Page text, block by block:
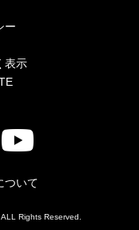
ー
表示
ついて
Rights Reserved.